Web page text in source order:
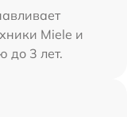
Miele и
до 3 лет.